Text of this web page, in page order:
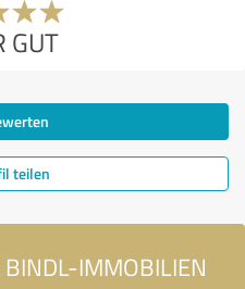
GUT
teilen
IMMOBILIEN